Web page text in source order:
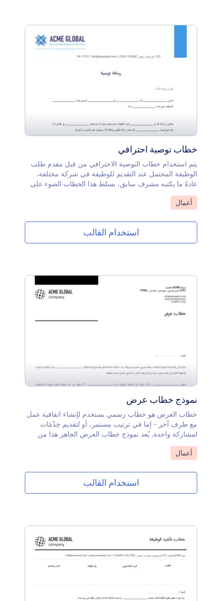
الطيران الجاهز، ولكن إذا كنت ترغب في تخصيص القالب،
فإن أداة إنشاء النماذج بالسحب والإفلات من Jotform تضمن
أنك لن تضل الطريق عندما يتعلق الأمر بالتصميم. ما عليك
المرفق مع إحدى بوابات الدفع لدينا لقبول المدفوعات الآمنة
لإنشاء تذاكر طائرة احترافية وموحدة على الفور - يمكنها أن
توفر لك الوقت، وتنظم سجلاتك، وتساعدك على إدارة أعمال
خطاب توصية احترافي
يتم استخدام خطاب التوصية الاحترافي من قبل مقدم طلب
الوظيفة المحتمل عند التقديم للوظيفة في شركة مختلفة.
عادةً ما يكتبه مشرف سابق، يسلط هذا الخطاب الضوء على
المهارات والصفات الشخصية لمقدم الطلب المرتبطة
بالمنصب الوظيفي الذي يتقدمون إليه. شارك خطاب التوصية
ذلك تعبئته والتوقيع عليه من أي جهاز. بمجرد التوقيع، سيتم
إرسال مستند PDF النهائي تلقائيًا إلى صندوق الوارد الخاص
بك ليكون جاهزًا لتقديمه إلى مدير التوظيف.قم بإجراء
إضافة حقول النموذج أو إزالتها، واختيار خطوط وألوان جديدة،
وتخصيص رسائل البريد الإلكتروني الآلية، وغير ذلك الكثير.
احصل على وظيفتك الكبيرة التالية مع خطاب توصية احترافي
في إجراء عملية التوقيع الخاصة بك عبر الإنترنت، فقم بإنشاء
انتقل إلى الفئة:
أعمال
استخدام القالب
نموذج خطاب عرض
خطاب العرض هو خطاب رسمي يستخدم لإنشاء اتفاقية عمل
مع طرف آخر - إما في ترتيب مستمر، أو لتقديم خِدْمَات
لمشاركة واحدة. يُعد نموذج خطاب العرض الجاهز هذا من
تخصيص الصياغة كيفما تختار. بمجرد ملء الخطاب وتوقيعه،
العملاء المحتملين.يعد تخصيص نموذج خطاب العرض هذا أمرًا
سهلاً من خلال أداة الإنشاء القوية عبر الإنترنت. لا تحتاج إلى
أي معرفة بالتصميم أو الترميز - ما عليك سوى السحب
الكثير. اترك انطباعًا أوليًا جيدًا لدى العميل واحصل على
Sign.
انتقل إلى الفئة:
أعمال
استخدام القالب